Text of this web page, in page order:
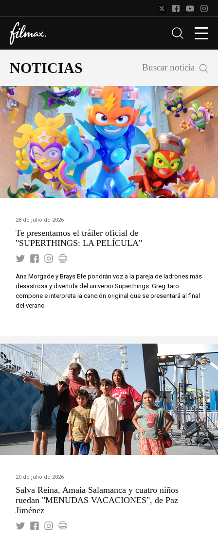
NOTICIAS Buscar noticia
28 de julio de 2026
Te presentamos el tráiler oficial de
"SUPERTHINGS: LA PELÍCULA"
Ana Morgade y Brays Efe pondrán voz a la pareja de ladrones más
desastrosa y divertida del universo Superthings. Greg Taro
compone e interpreta la canción original que se presentará al final
del verano
20 de julio de 2026
Salva Reina, Amaia Salamanca y cuatro niños
ruedan "MENUDAS VACACIONES", de Paz
Jiménez